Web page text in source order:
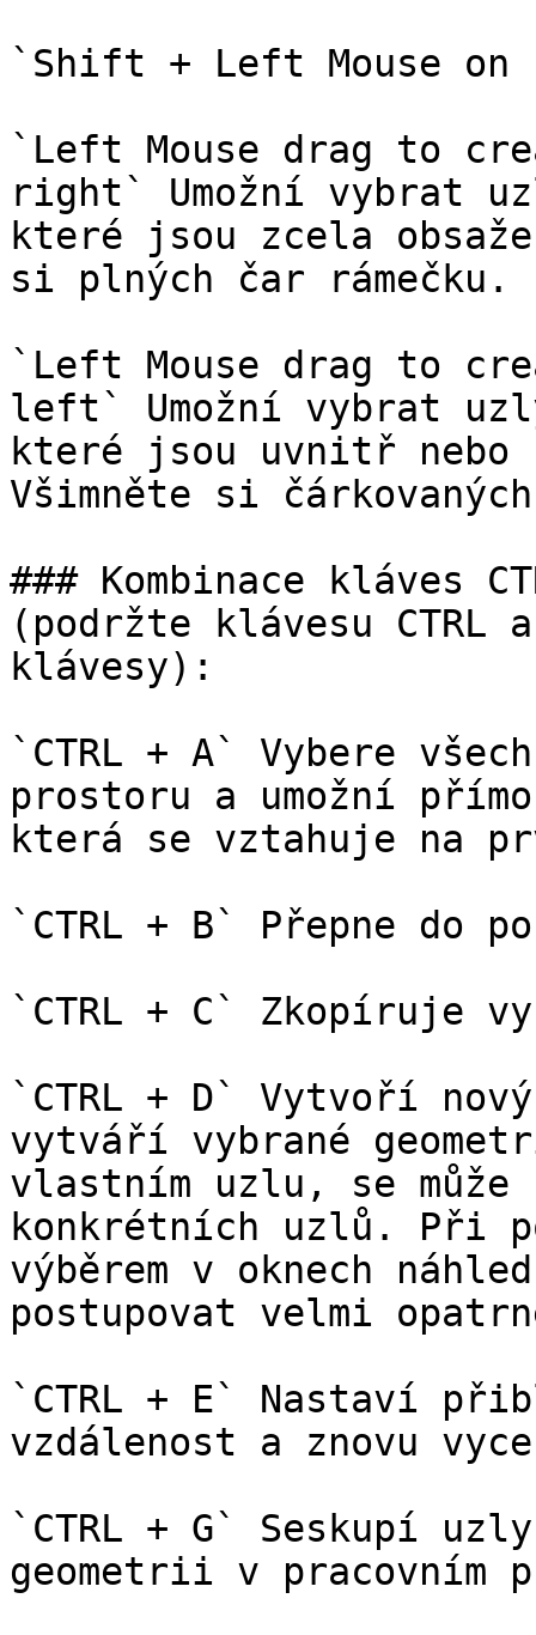
`Shift + Left Mouse on
`Left Mouse drag to
right` Umožní vybrat
které jsou zcela
si plných čar rámečku.
`Left Mouse drag to
left` Umožní vybrat
které jsou uvnitř nebo
Všimněte si
### Kombinace kláves
(podržte klávesu CTRL
klávesy):
`CTRL + A` Vybere
prostoru a umožní
která se vztahuje na
`CTRL + B` Přepne do
`CTRL + C` Zkopíruje
`CTRL + D` Vytvoří
vytváří vybrané
vlastním uzlu, se
konkrétních uzlů. Při
výběrem v oknech
postupovat velmi
`CTRL + E` Nastaví
vzdálenost a znovu
`CTRL + G` Seskupí
geometrii v pracovním